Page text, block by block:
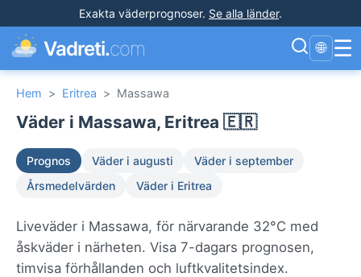
Exakta väderprognoser. Se alla länder.
Vadreti.com 🌐 ☰
Hem > Eritrea > Massawa
Väder i Massawa, Eritrea 🇪🇷
Prognos Väder i augusti
Väder i september
Årsmedelvärden
Väder i Eritrea
Liveväder i Massawa, för närvarande 32°C med
åskväder i närheten. Visa 7-dagars prognosen,
timvisa förhållanden och luftkvalitetsindex.